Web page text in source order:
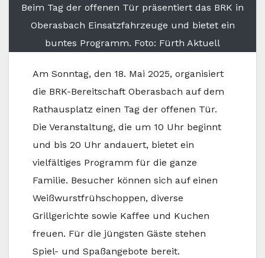
Beim Tag der offenen Tür präsentiert das BRK in
Oberasbach Einsatzfahrzeuge und bietet ein
buntes Programm. Foto: Fürth Aktuell
Am Sonntag, den 18. Mai 2025, organisiert
die BRK-Bereitschaft Oberasbach auf dem
Rathausplatz einen Tag der offenen Tür.
Die Veranstaltung, die um 10 Uhr beginnt
und bis 20 Uhr andauert, bietet ein
vielfältiges Programm für die ganze
Familie. Besucher können sich auf einen
Weißwurstfrühschoppen, diverse
Grillgerichte sowie Kaffee und Kuchen
freuen. Für die jüngsten Gäste stehen
Spiel- und Spaßangebote bereit.